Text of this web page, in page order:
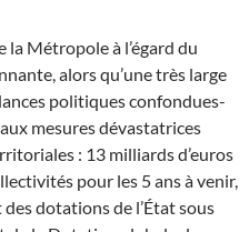
la Métropole à l’égard du
alors qu’une très large
politiques confondues-
mesures dévastatrices
: 13 milliards d’euros
pour les 5 ans à venir,
dotations de l’État sous